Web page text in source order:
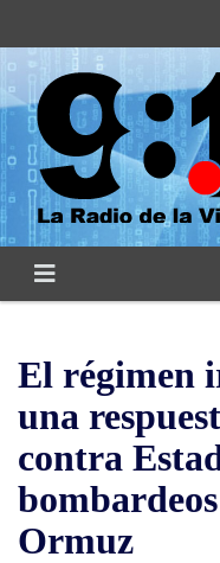
El régimen
una
contra
Ormuz